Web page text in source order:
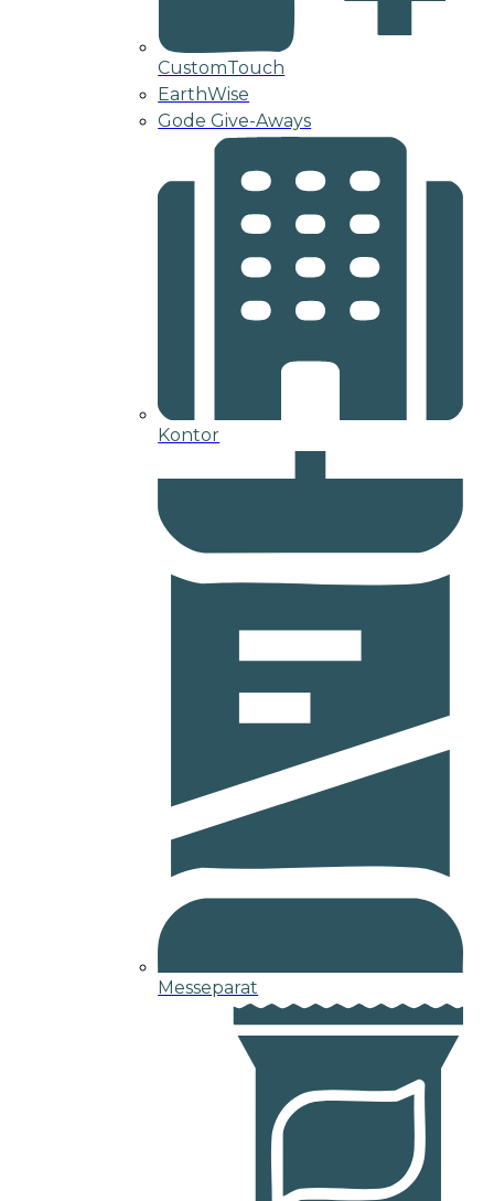
CustomTouch
EarthWise
Gode Give-Aways
Kontor
Messeparat